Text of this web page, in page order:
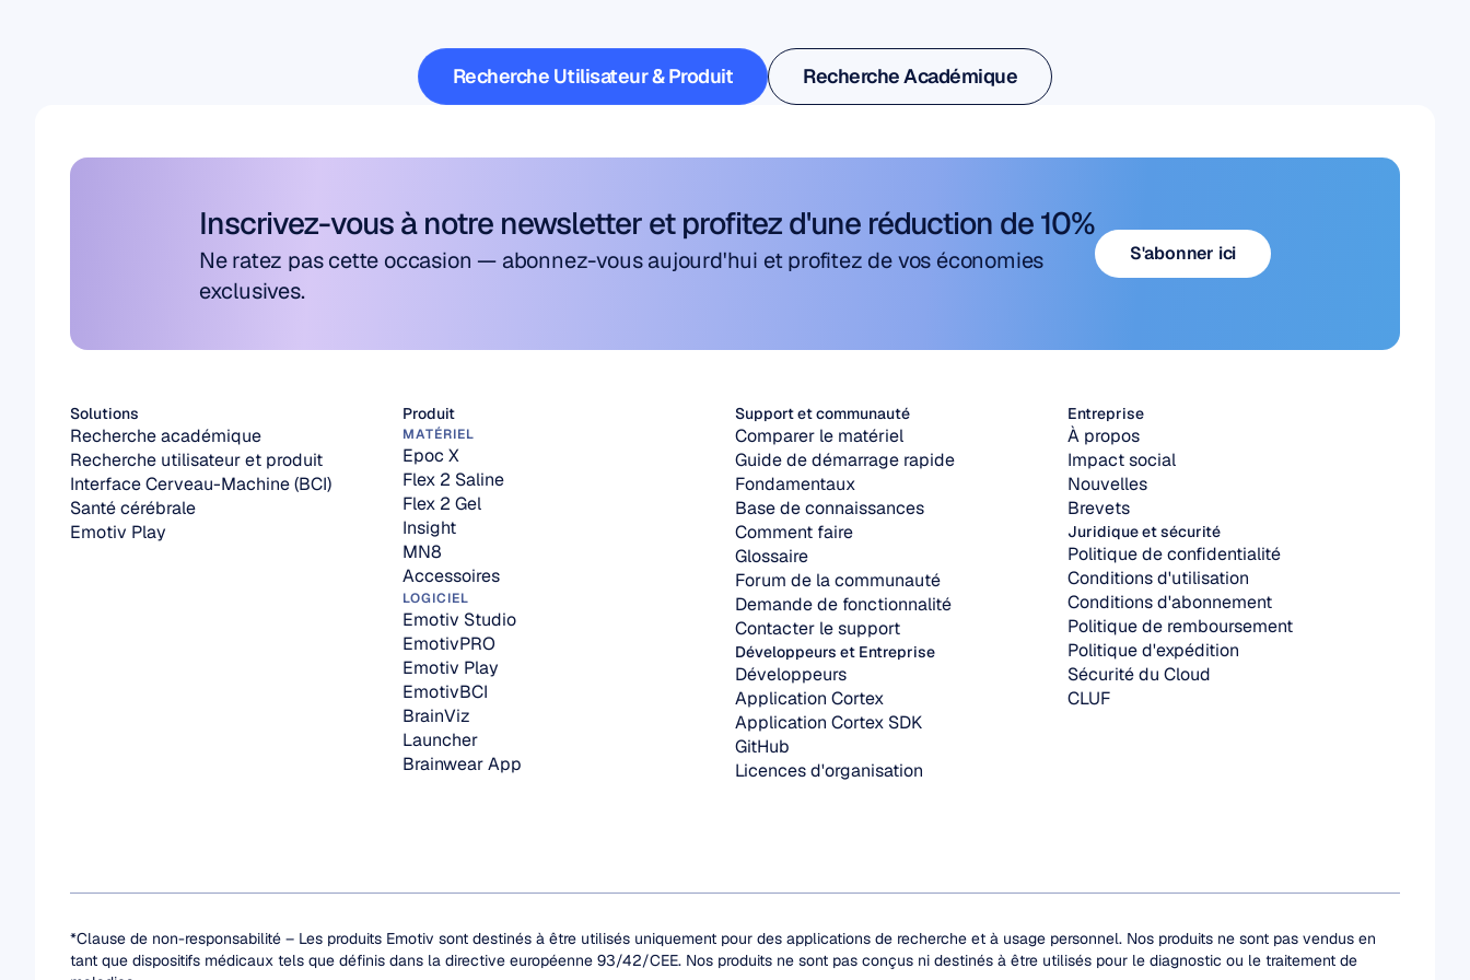
Recherche Utilisateur & Produit
Recherche Utilisateur & Produit
Recherche Académique
Recherche Académique
Inscrivez-vous à notre newsletter et profitez d'une réduction de 10%
Ne ratez pas cette occasion — abonnez-vous aujourd'hui et profitez de vos économies
exclusives.
S'abonner ici
Solutions
Recherche académique
Recherche utilisateur et produit
Interface Cerveau-Machine (BCI)
Santé cérébrale
Emotiv Play
Produit
MATÉRIEL
Epoc X
Flex 2 Saline
Flex 2 Gel
Insight
MN8
Accessoires
LOGICIEL
Emotiv Studio
EmotivPRO
Emotiv Play
EmotivBCI
BrainViz
Launcher
Brainwear App
Support et communauté
Comparer le matériel
Guide de démarrage rapide
Fondamentaux
Base de connaissances
Comment faire
Glossaire
Forum de la communauté
Demande de fonctionnalité
Contacter le support
Développeurs et Entreprise
Développeurs
Application Cortex
Application Cortex SDK
GitHub
Licences d'organisation
Entreprise
À propos
Impact social
Nouvelles
Brevets
Juridique et sécurité
Politique de confidentialité
Conditions d'utilisation
Conditions d'abonnement
Politique de remboursement
Politique d'expédition
Sécurité du Cloud
CLUF
*Clause de non-responsabilité – Les produits Emotiv sont destinés à être utilisés uniquement pour des applications de recherche et à usage personnel. Nos produits ne sont pas vendus en
tant que dispositifs médicaux tels que définis dans la directive européenne 93/42/CEE. Nos produits ne sont pas conçus ni destinés à être utilisés pour le diagnostic ou le traitement de